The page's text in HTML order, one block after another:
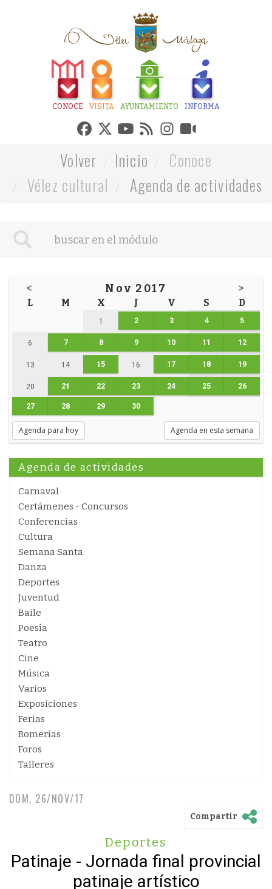
CONOCE VISITA AYUNTAMIENTO INFORMA
Volver Inicio
Conoce
Vélez cultural
Agenda de actividades
< Nov 2017 >
L M X J V S D
1 2 3 4 5
6 7 8 9 10 11 12
13 14 15 16 17 18 19
20 21 22 23 24 25 26
27 28 29 30
Agenda para hoy Agenda en esta semana
Agenda de actividades
Carnaval
Certámenes - Concursos
Conferencias
Cultura
Semana Santa
Danza
Deportes
Juventud
Baile
Poesía
Teatro
Cine
Música
Varios
Exposiciones
Ferias
Romerías
Foros
Talleres
DOM, 26/NOV/17
Compartir
Deportes
Patinaje - Jornada final provincial
patinaje artístico